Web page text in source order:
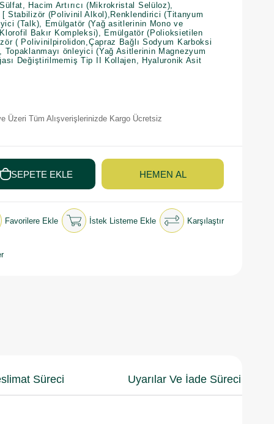
Hacim Artırıcı (Mikrokristal Selüloz),
Stabilizör (Polivinil Alkol),Renklendirici (Titanyum
(Talk), Emülgatör (Yağ asitlerinin Mono ve
Bakır Kompleksi), Emülgatör (Polioksietilen
( Polivinilpirolidon,Çapraz Bağlı Sodyum Karboksi
önleyici (Yağ Asitlerinin Magnezyum
Değiştirilmemiş Tip II Kollajen, Hyaluronik Asit
Üzeri Tüm Alışverişlerinizde Kargo Ücretsiz
Favorilere Ekle İstek Listeme Ekle Karşılaştır
Süreci Uyarılar Ve İade Süreci